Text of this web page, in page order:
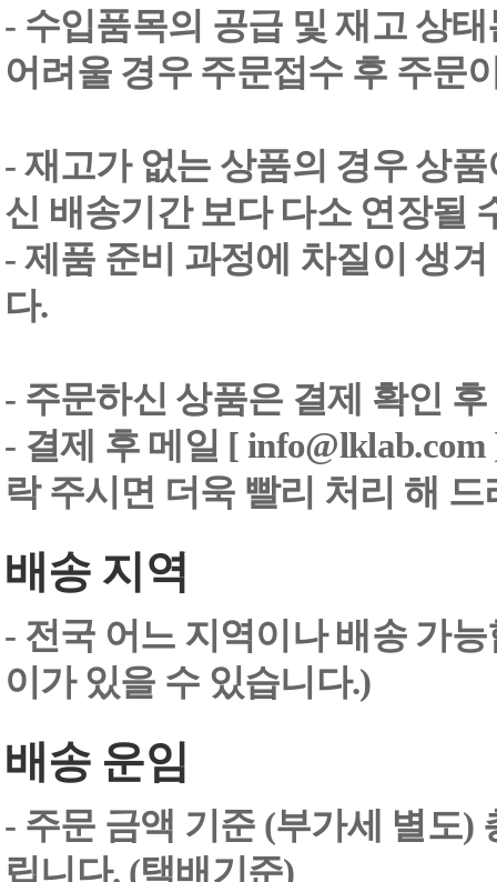
- 수입품목의 공급 및 재고 상
어려울 경우 주문접수 후 주문
- 재고가 없는 상품의 경우 상
신 배송기간 보다 다소 연장될
- 제품 준비 과정에 차질이 생
다.
- 주문하신 상품은 결제 확인
- 결제 후 메일 [
락 주시면 더욱 빨리 처리 해
배송 지역
- 전국 어느 지역이나 배송 가
이가 있을 수 있습니다.)
배송 운임
- 주문 금액 기준 (부가세 별도)
립니다. (택배기준)